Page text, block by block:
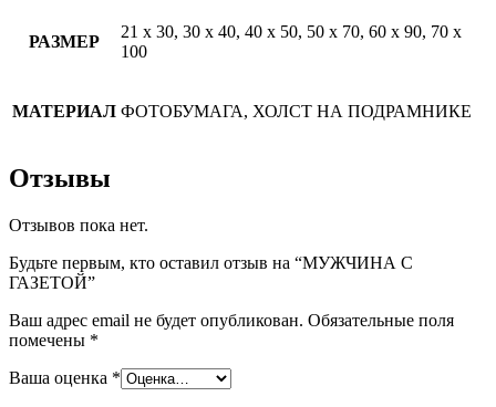
РАЗМЕР
21 х 30, 30 х 40, 40 х 50, 50 х 70, 60 х 90, 70 х
100
МАТЕРИАЛ ФОТОБУМАГА, ХОЛСТ НА ПОДРАМНИКЕ
Отзывы
Отзывов пока нет.
Будьте первым, кто оставил отзыв на “МУЖЧИНА С
ГАЗЕТОЙ”
Ваш адрес email не будет опубликован. Обязательные поля
помечены *
Ваша оценка *